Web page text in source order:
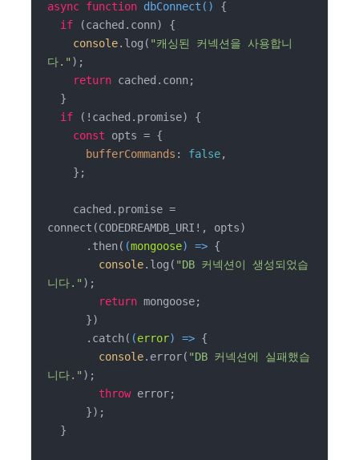
async function dbConnect ( ) {
if (cached.conn) {
console.log( "캐싱된 커넥션을 사용합니
다." );
return cached.conn;
if (!cached.promise) {
const opts = {
bufferCommands : false,
connect(CODEDREAMDB_URI!, opts)
      .then(
(mongoose) => {
console.log( "DB 커넥션이 생성되었습
니다." );
return mongoose;
      .catch(
(error) => {
console.error( "DB 커넥션에 실패했습
니다." );
throw error;